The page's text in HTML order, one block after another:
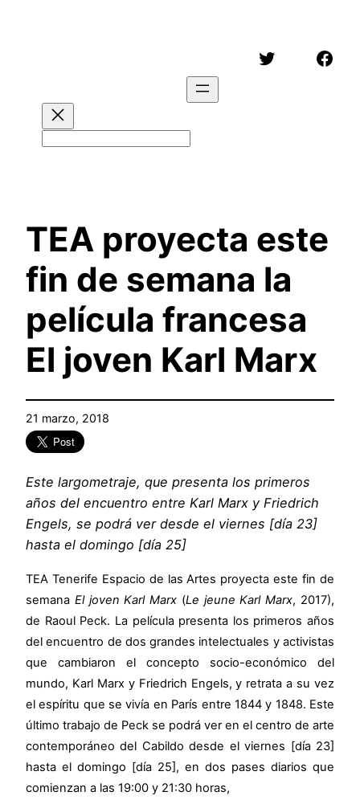
Twitter
TEA proyecta este
fin de semana la
película francesa
El joven Karl Marx
21 marzo, 2018
Este largometraje, que presenta los primeros
años del encuentro entre Karl Marx y Friedrich
Engels, se podrá ver desde el viernes [día 23]
hasta el domingo [día 25]
TEA Tenerife Espacio de las Artes proyecta este fin de
semana El joven Karl Marx (Le jeune Karl Marx, 2017),
de Raoul Peck. La película presenta los primeros años
del encuentro de dos grandes intelectuales y activistas
que cambiaron el concepto socio-económico del
mundo, Karl Marx y Friedrich Engels, y retrata a su vez
el espíritu que se vivía en París entre 1844 y 1848. Este
último trabajo de Peck se podrá ver en el centro de arte
contemporáneo del Cabildo desde el viernes [día 23]
hasta el domingo [día 25], en dos pases diarios que
comienzan a las 19:00 y 21:30 horas,